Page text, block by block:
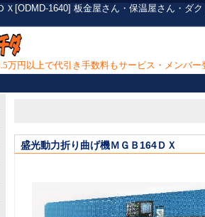
Ｘ[ODMD-1640] 板金屋さん・保温屋さん・ダ
万円以上で代引き手数料もサービス・メンバ
盛光動力折り曲げ機ＭＧＢ164ＤＸ